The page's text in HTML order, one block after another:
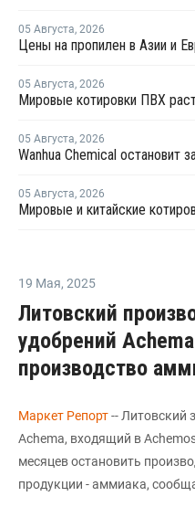
05 Августа, 2026
05 Августа, 2026
05 Августа, 2026
05 Августа, 2026
19 Мая, 2025
Литовский
удобрений
производство
Маркет Репорт-- Литовский
Achema, входящий в
месяцев остановить
продукции - аммиака,